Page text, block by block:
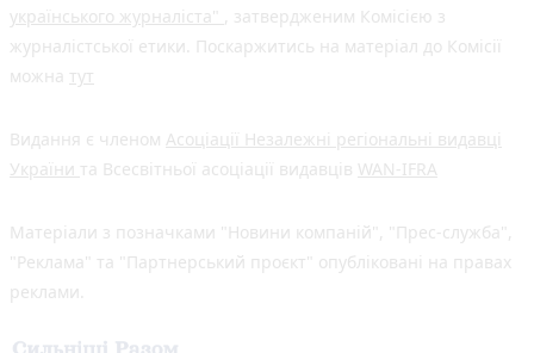
українського журналіста" , затвердженим Комісією з
журналістської етики. Поскаржитись на матеріал до Комісії
можна тут
Видання є членом Асоціації Незалежні регіональні видавці
України та Всесвітньої асоціації видавців WAN-IFRA
Матеріали з позначками "Новини компаній", "Прес-служба",
"Реклама" та "Партнерський проєкт" опубліковані на правах
реклами.